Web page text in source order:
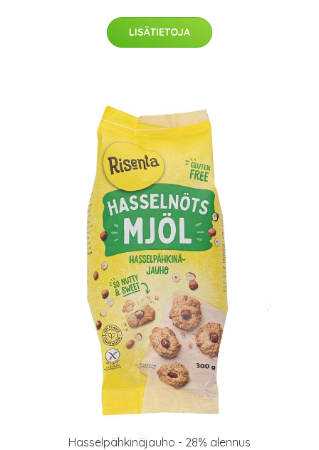
LISÄTIETOJA
Hasselpähkinäjauho - 28% alennus